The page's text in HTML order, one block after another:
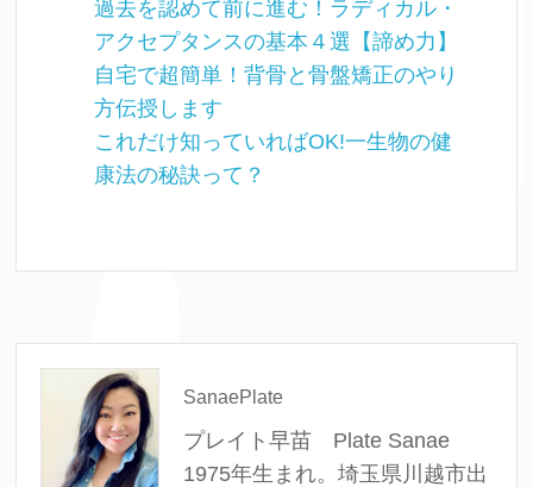
過去を認めて前に進む！ラディカル・
アクセプタンスの基本４選【諦め力】
自宅で超簡単！背骨と骨盤矯正のやり
方伝授します
これだけ知っていればOK!一生物の健
康法の秘訣って？
SanaePlate
プレイト早苗 Plate Sanae
1975年生まれ。埼玉県川越市出